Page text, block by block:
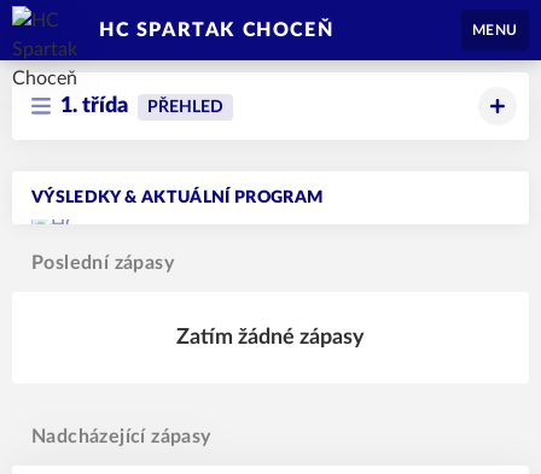
HC SPARTAK CHOCEŇ MENU
1. třída PŘEHLED
VÝSLEDKY & AKTUÁLNÍ PROGRAM
Poslední zápasy
Zatím žádné zápasy
Nadcházející zápasy